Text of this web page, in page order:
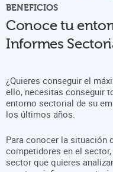
BENEFICIOS
Conoce tu
Informes
¿Quieres conseguir el
ello, necesitas conseguir
entorno sectorial de su
los últimos años.
Para conocer la situación
competidores en el
sector que quieres